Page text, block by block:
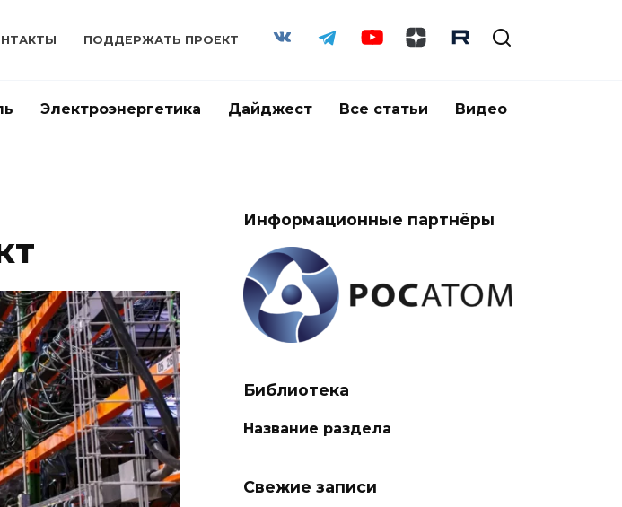
ПОДДЕРЖАТЬ ПРОЕКТ
Электроэнергетика Дайджест Все статьи Видео
Информационные партнёры
Библиотека
Название раздела
Свежие записи